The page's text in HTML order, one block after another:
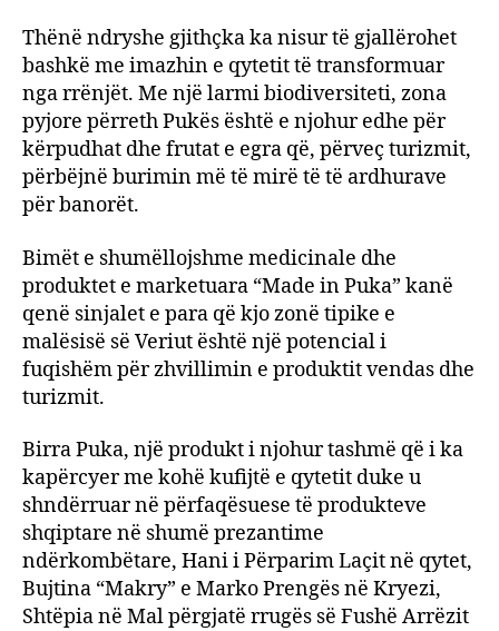
Thënë ndryshe gjithçka ka nisur të gjallërohet
bashkë me imazhin e qytetit të transformuar
nga rrënjët. Me një larmi biodiversiteti, zona
pyjore përreth Pukës është e njohur edhe për
kërpudhat dhe frutat e egra që, përveç turizmit,
përbëjnë burimin më të mirë të të ardhurave
për banorët.
Bimët e shumëllojshme medicinale dhe
produktet e marketuara “Made in Puka” kanë
qenë sinjalet e para që kjo zonë tipike e
malësisë së Veriut është një potencial i
fuqishëm për zhvillimin e produktit vendas dhe
turizmit.
Birra Puka, një produkt i njohur tashmë që i ka
kapërcyer me kohë kufijtë e qytetit duke u
shndërruar në përfaqësuese të produkteve
shqiptare në shumë prezantime
ndërkombëtare, Hani i Përparim Laçit në qytet,
Bujtina “Makry” e Marko Prengës në Kryezi,
Shtëpia në Mal përgjatë rrugës së Fushë Arrëzit